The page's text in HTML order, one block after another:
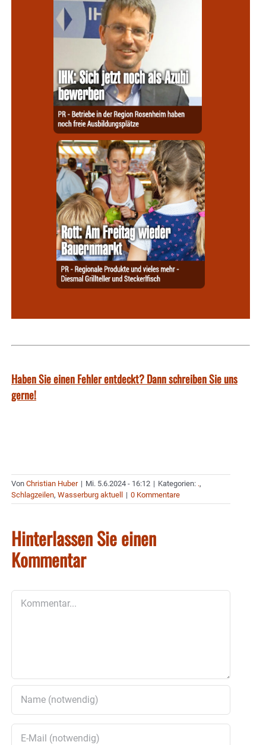
Haben Sie einen Fehler entdeckt? Dann schreiben Sie uns
gerne!
Von Christian Huber | Mi. 5.6.2024 - 16:12 | Kategorien: .,
Schlagzeilen, Wasserburg aktuell | 0 Kommentare
Hinterlassen Sie einen
Kommentar